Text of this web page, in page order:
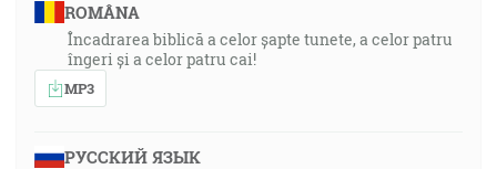
ROMÂNA
Încadrarea biblică a celor șapte tunete, a celor patru
îngeri și a celor patru cai!
MP3
РУССКИЙ ЯЗЫК